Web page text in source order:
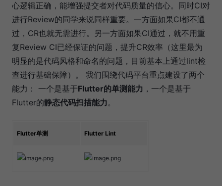
心逻辑正确，能增强提交者对代码质量的信心。同时CI对
进行Review的同学来说同样重要。一方面如果CI都不通
过，CR也就无需进行。另一方面如果CI通过，就不用重
复Review CI已经保证的问题，提升CR效率（这里最为
明显的是代码风格和命名的问题，目前基本上通过lint检
查进行基础保障）。 我们围绕代码平台重点建设了两个
能力： 一个是基于Flutter的单测能力 ，一个是基于
Flutter的静态代码扫描能力。
Flutter单测 Flutter Lint